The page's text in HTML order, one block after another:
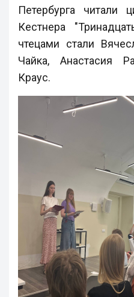
Петербурга читали
Кестнера
чтецами стали
Чайка, Анастасия
Краус.